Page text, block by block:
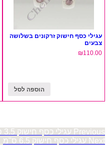
עגילי כסף חישוק זרקונים בשלושה
צבעים
₪110.00
הוספה לסל
ניווט
Previous עגילי כסף חישוק 3.5 ס"מ
Next עגילי כסף חישוק 6.5 ס"מ